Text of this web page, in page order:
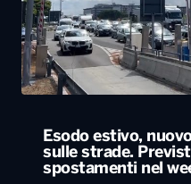
Esodo estivo,
sulle strade.
spostamenti nel